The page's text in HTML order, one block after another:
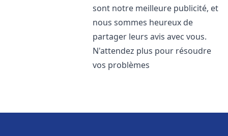
sont notre meilleure publicité, et
nous sommes heureux de
partager leurs avis avec vous.
N'attendez plus pour résoudre
vos problèmes